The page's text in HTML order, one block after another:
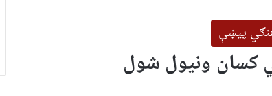
پیښې
کسان ونیول شول